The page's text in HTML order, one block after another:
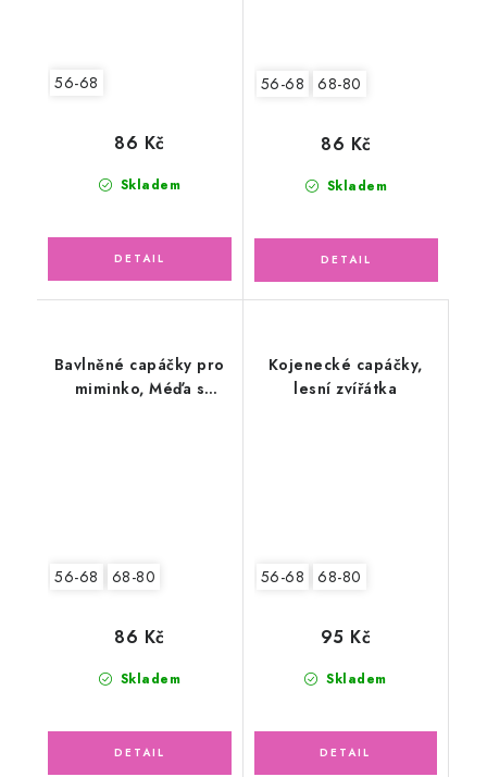
56-68
Skladem
86 Kč
56-68 68-80
Skladem
86 Kč
Bavlněné capáčky pro
miminko, Méďa s
56-68 68-80
Skladem
86 Kč
Kojenecké capáčky,
lesní zvířátka
56-68 68-80
Skladem
95 Kč